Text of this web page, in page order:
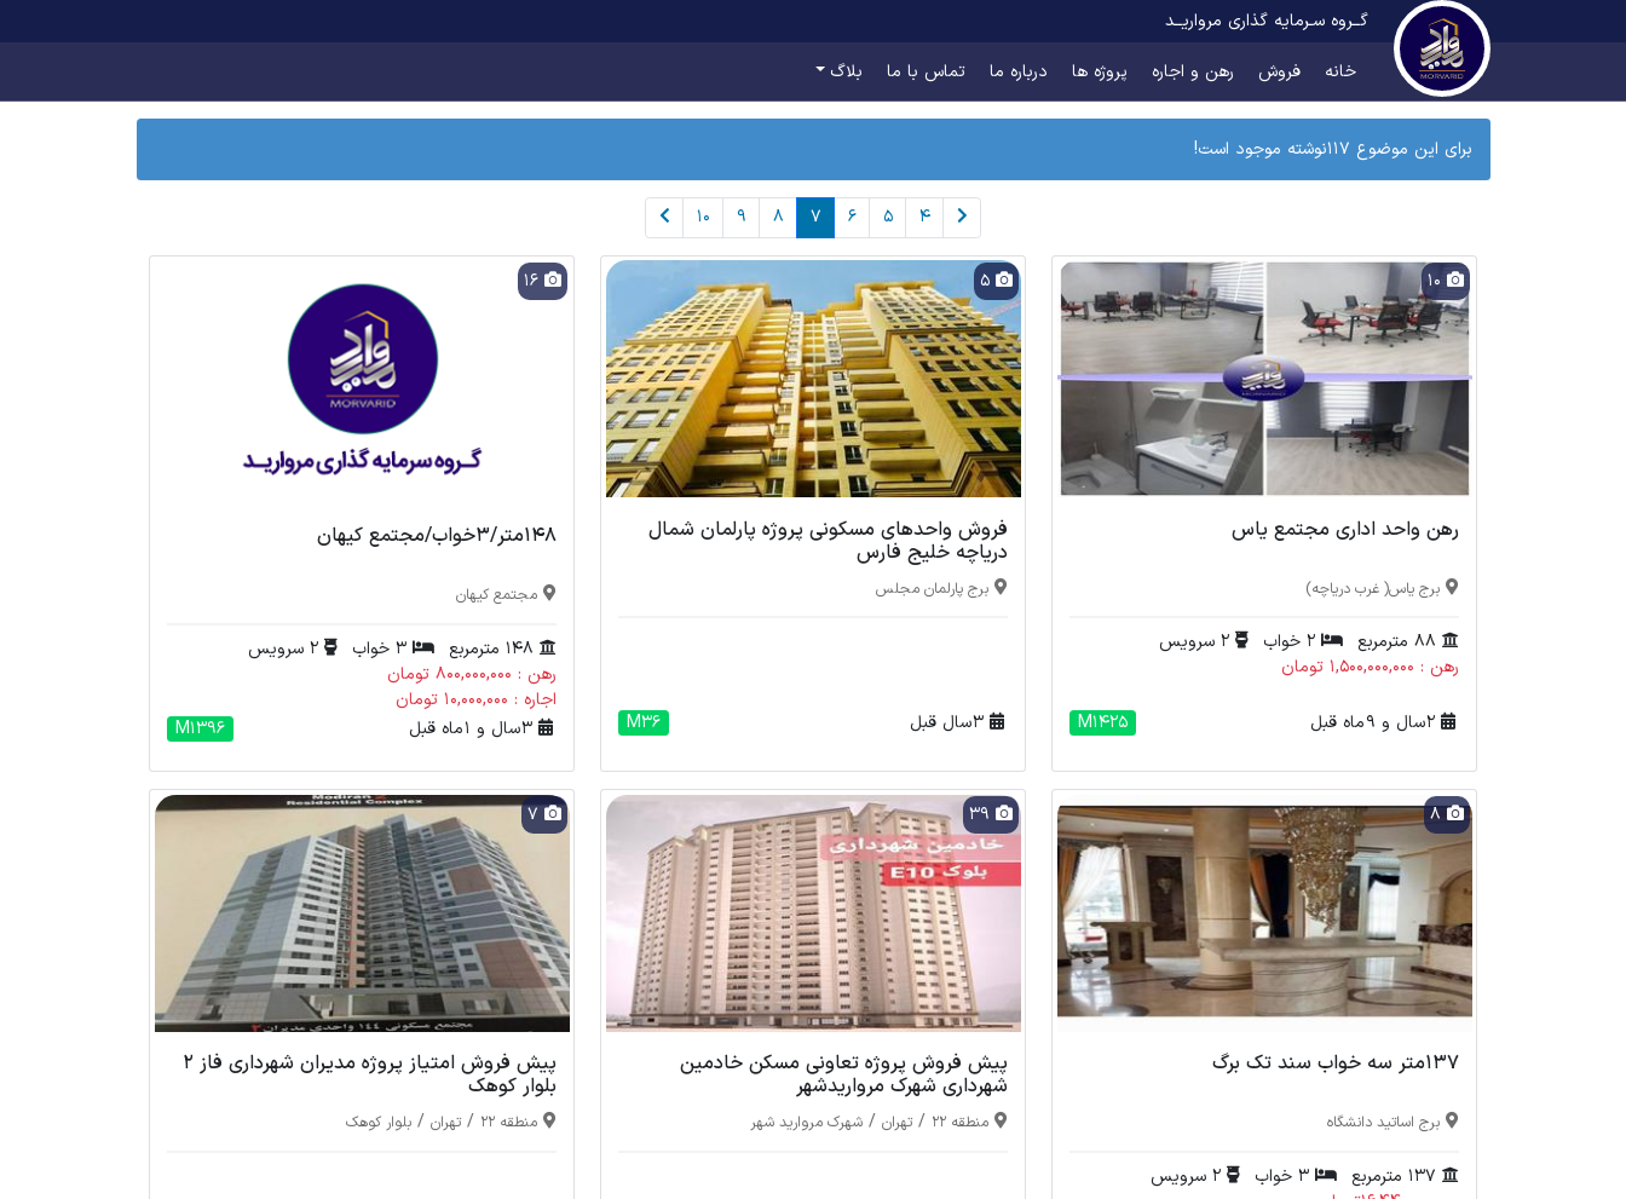
گــروه سـرمایه گذاری مرواریــد
خانه
فروش رهن و اجاره پروژه ها درباره ما تماس با ما بلاگ
برای این موضوع 117نوشته موجود است!
4
5
6
7
8
9
10
رهن واحد اداری مجتمع یاس
برج یاس( غرب دریاچه)
رهن : 1,500,000,000 تومان
2 سال و 9 ماه قبل M1425
فروش واحدهای مسکونی پروژه پارلمان شمال
دریاچه خلیج فارس
برج پارلمان مجلس
3 سال قبل M36
۱۴۸متر/۳خواب/مجتمع کیهان
مجتمع کیهان
رهن : 800,000,000 تومان
اجاره : 10,000,000 تومان
3 سال و 1 ماه قبل
M1396
۱۳۷متر سه خواب سند تک برگ
برج اساتید دانشگاه
پیش فروش پروژه تعاونی مسکن خادمین
شهرداری شهرک مرواریدشهر
منطقه 22 / تهران / شهرک مروارید شهر
پیش فروش امتیاز پروژه مدیران شهرداری فاز 2
بلوار کوهک
منطقه 22 / تهران / بلوار کوهک